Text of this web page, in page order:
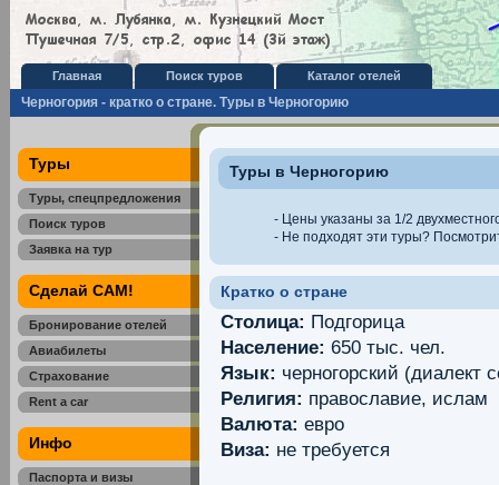
Главная Поиск туров Каталог отелей
Черногория - кратко о стране. Туры в Черногорию
Туры
Туры, спецпредложения
Поиск туров
Заявка на тур
Сделай САМ!
Бронирование отелей
Авиабилеты
Страхование
Rent a car
Инфо
Паспорта и визы
Туры в Черногорию
- Цены указаны за 1/2
- Не подходят эти туры?
Кратко о стране
Столица: Подгорица
Население: 650 тыс. чел.
Язык: черногорский (диалект
Религия: православие, ислам
Валюта: евро
Виза: не требуется